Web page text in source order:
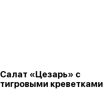
Салат «Цезарь» с
тигровыми креветками